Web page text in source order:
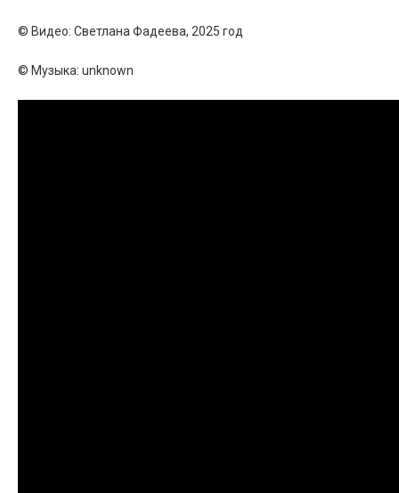
© Видео: Светлана Фадеева, 2025 год
© Музыка: unknown